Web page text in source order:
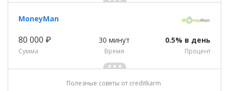
MoneyMan
80 000 ₽
Сумма
30 минут
Время
0.5% в день
Процент
Полезные советы от creditkarm